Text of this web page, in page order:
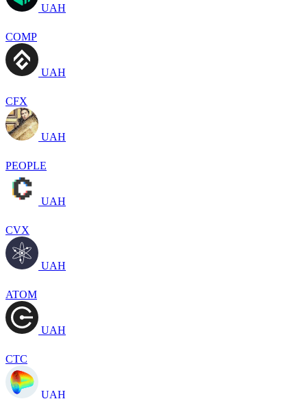
UAH
COMP
UAH
CFX
UAH
PEOPLE
UAH
CVX
UAH
ATOM
UAH
CTC
UAH